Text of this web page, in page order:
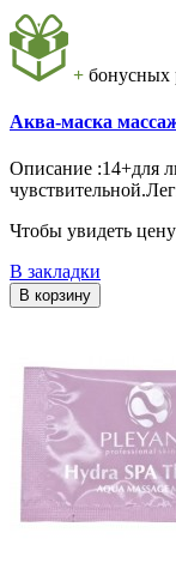
+ бонусных
Аква-маска
Описание :14+для
Чтобы увидеть
В закладки
В корзину